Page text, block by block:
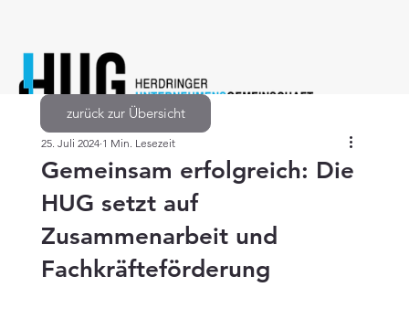
zurück zur Übersicht
Gemeinsam erfolgreich: Die
HUG setzt auf
Zusammenarbeit und
Fachkräfteförderung
25. Juli 2024 1 Min. Lesezeit